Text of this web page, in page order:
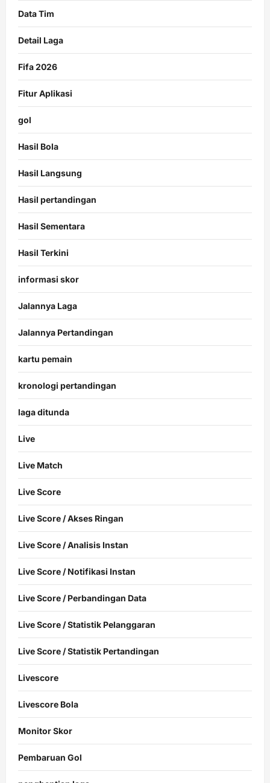
Data Tim
Detail Laga
Fifa 2026
Fitur Aplikasi
gol
Hasil Bola
Hasil Langsung
Hasil pertandingan
Hasil Sementara
Hasil Terkini
informasi skor
Jalannya Laga
Jalannya Pertandingan
kartu pemain
kronologi pertandingan
laga ditunda
Live
Live Match
Live Score
Live Score / Akses Ringan
Live Score / Analisis Instan
Live Score / Notifikasi Instan
Live Score / Perbandingan Data
Live Score / Statistik Pelanggaran
Live Score / Statistik Pertandingan
Livescore
Livescore Bola
Monitor Skor
Pembaruan Gol